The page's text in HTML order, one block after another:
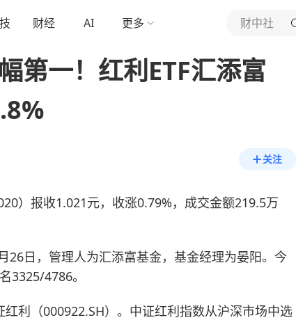
财经 AI 更多 财中社
第一！红利ETF汇添富
关注
）报收1.021元，收涨0.79%，成交金额219.5万
26日，管理人为汇添富基金，基金经理为晏阳。今
3325/4786。
利（000922.SH）。中证红利指数从沪深市场中选